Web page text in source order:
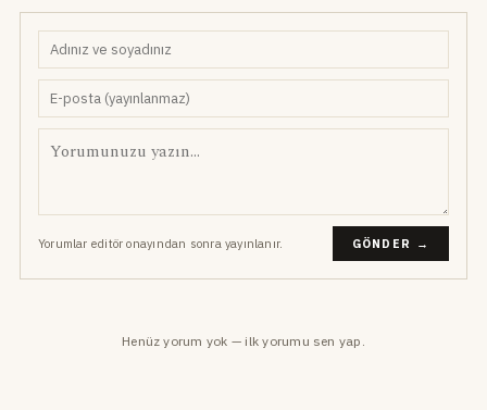
Yorumlar editör onayından sonra yayınlanır. GÖNDER →
Henüz yorum yok — ilk yorumu sen yap.